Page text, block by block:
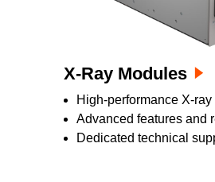
X-Ray Modules
High-performance X-
Advanced features and
Dedicated technical